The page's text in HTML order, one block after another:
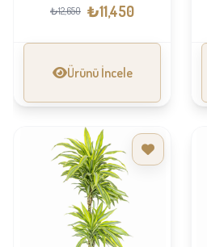
₺12,650 ₺11,450
Ürünü İncele